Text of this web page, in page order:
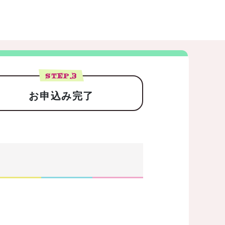
STEP.3
お申込み完了